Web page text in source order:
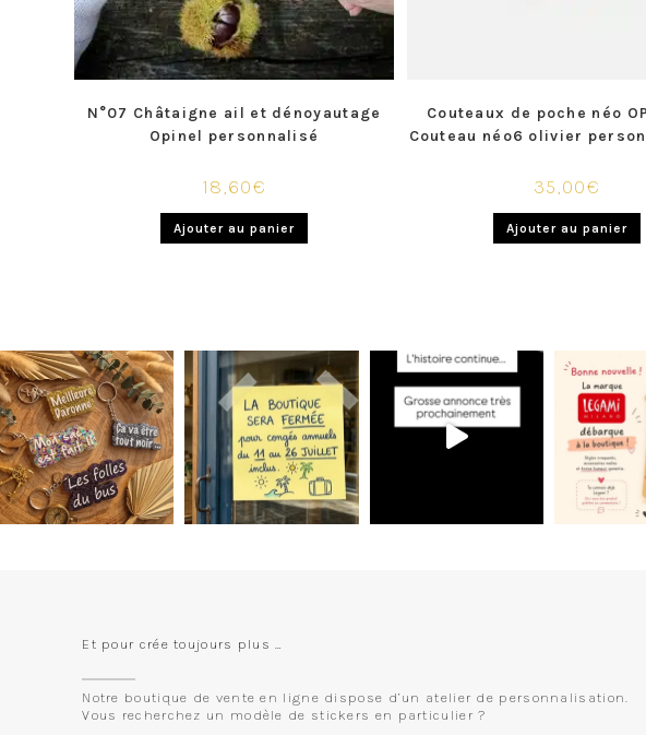
N°07 Châtaigne ail et dénoyautage
Opinel personnalisé
18,60€
Ajouter au panier
Couteaux de poche néo
Couteau néo6 olivier
35,00€
Ajouter au panier
Et pour crée toujours plus …
Notre boutique de vente en ligne dispose d’un atelier de personnalisation.
Vous recherchez un modèle de stickers en particulier ?